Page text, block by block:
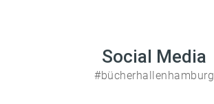
Social Media
#bücherhallenhamburg